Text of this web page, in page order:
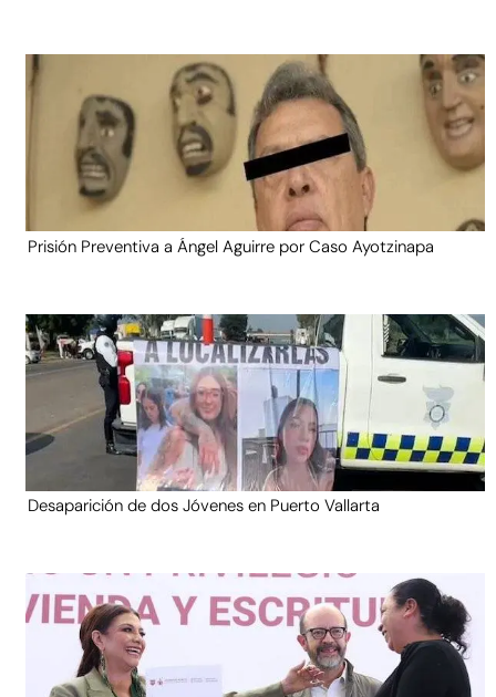
Prisión Preventiva a Ángel Aguirre por Caso Ayotzinapa
Desaparición de dos Jóvenes en Puerto Vallarta